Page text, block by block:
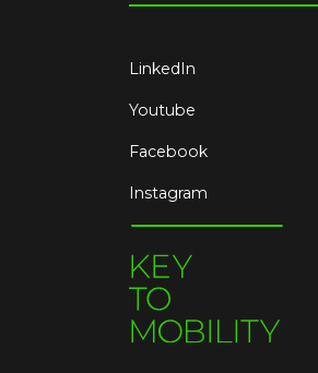
LinkedIn
Youtube
Facebook
Instagram